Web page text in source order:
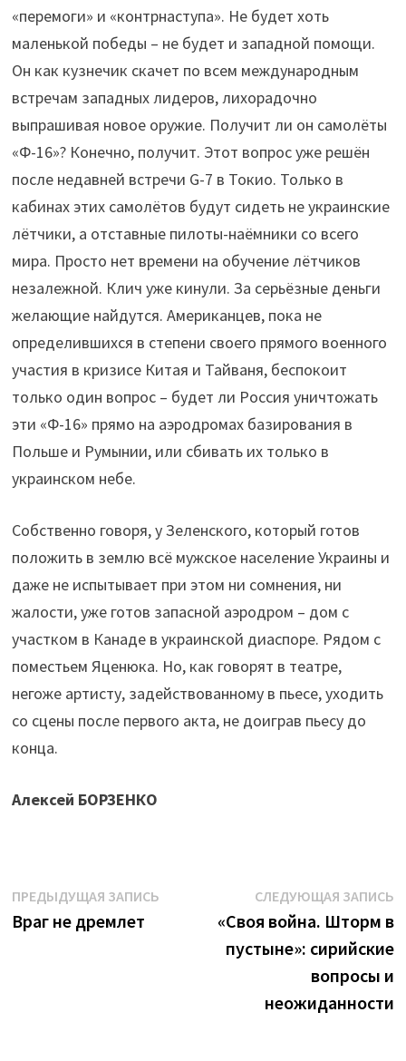
«перемоги» и «контрнаступа». Не будет хоть
маленькой победы – не будет и западной помощи.
Он как кузнечик скачет по всем международным
встречам западных лидеров, лихорадочно
выпрашивая новое оружие. Получит ли он самолёты
«Ф-16»? Конечно, получит. Этот вопрос уже решён
после недавней встречи G-7 в Токио. Только в
кабинах этих самолётов будут сидеть не украинские
лётчики, а отставные пилоты-наёмники со всего
мира. Просто нет времени на обучение лётчиков
незалежной. Клич уже кинули. За серьёзные деньги
желающие найдутся. Американцев, пока не
определившихся в степени своего прямого военного
участия в кризисе Китая и Тайваня, беспокоит
только один вопрос – будет ли Россия уничтожать
эти «Ф-16» прямо на аэродромах базирования в
Польше и Румынии, или сбивать их только в
украинском небе.
Собственно говоря, у Зеленского, который готов
положить в землю всё мужское население Украины и
даже не испытывает при этом ни сомнения, ни
жалости, уже готов запасной аэродром – дом с
участком в Канаде в украинской диаспоре. Рядом с
поместьем Яценюка. Но, как говорят в театре,
негоже артисту, задействованному в пьесе, уходить
со сцены после первого акта, не доиграв пьесу до
конца.
Алексей БОРЗЕНКО
Навигация
по
ПРЕДЫДУЩАЯ ЗАПИСЬПредыдущая
Враг не дремлет
СЛЕДУЮЩАЯ ЗАПИСЬ
«Своя война. Шторм в
пустыне»: сирийские
вопросы и
неожиданности